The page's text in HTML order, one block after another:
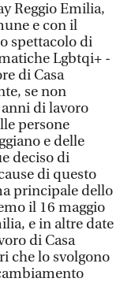
Reggio Emilia,
e con il
spettacolo di
Lgbtqi+ -
di Casa
se non
di lavoro
persone
e delle
deciso di
di questo
principale dello
il 16 maggio
e in altre date
di Casa
che lo svolgono